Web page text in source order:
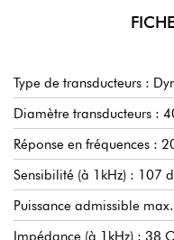
Type de transducteurs :
Diamètre transducteurs :
Réponse en fréquences :
Sensibilité (à 1kHz) : 107
Puissance admissible
Impédance (à 1kHz) : 38